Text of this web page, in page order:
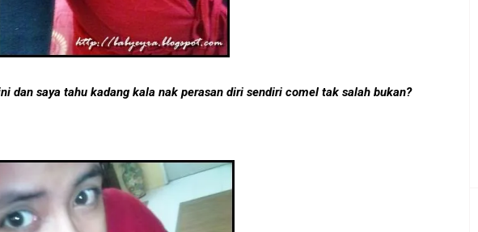
dan saya tahu kadang kala nak perasan diri sendiri comel tak salah bukan?